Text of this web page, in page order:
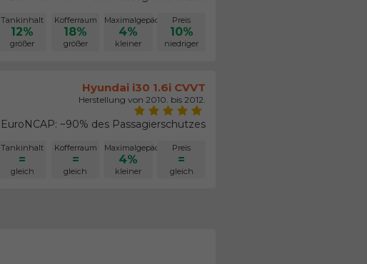
Tankinhalt
12%
größer
Kofferraum
18%
größer
Maximalgepäck
4%
kleiner
Preis
10%
niedriger
Hyundai i30 1.6i CVVT
Herstellung von 2010. bis 2012.
EuroNCAP: ~90% des Passagierschutzes
Tankinhalt
=
gleich
Kofferraum
=
gleich
Maximalgepäck
4%
kleiner
Preis
=
gleich